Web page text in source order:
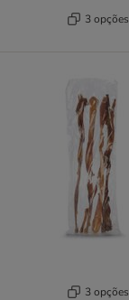
3 opções
3 opções